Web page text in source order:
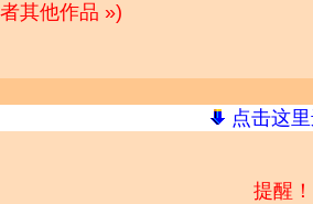
其他作品 »)
点击这
提醒